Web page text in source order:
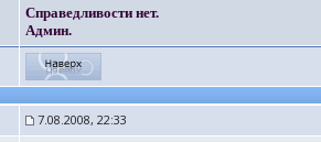
Справедливости нет.
Админ.
7.08.2008, 22:33